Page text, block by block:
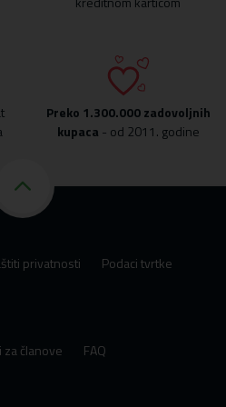
Preko 1.300.000 zadovoljnih
kupaca - od 2011. godine
privatnosti
Podaci tvrtke
za članove
FAQ